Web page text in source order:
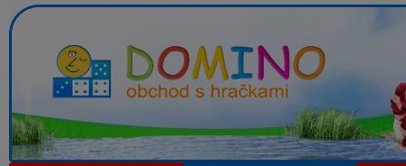
Domino - obchod s hračkami